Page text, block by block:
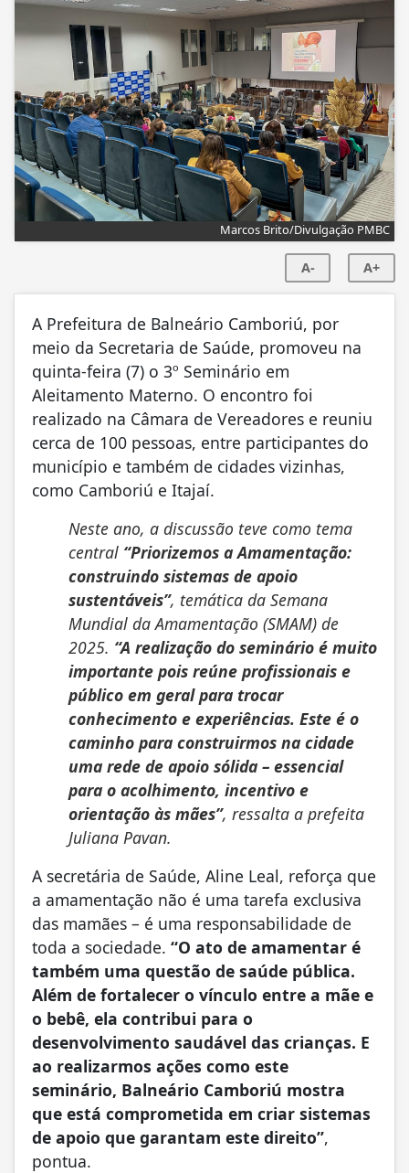
Marcos Brito/Divulgação PMBC
A- A+
A Prefeitura de Balneário Camboriú, por
meio da Secretaria de Saúde, promoveu na
quinta-feira (7) o 3º Seminário em
Aleitamento Materno. O encontro foi
realizado na Câmara de Vereadores e reuniu
cerca de 100 pessoas, entre participantes do
município e também de cidades vizinhas,
como Camboriú e Itajaí.
Neste ano, a discussão teve como tema
central “Priorizemos a Amamentação:
construindo sistemas de apoio
sustentáveis”, temática da Semana
Mundial da Amamentação (SMAM) de
2025. “A realização do seminário é muito
importante pois reúne profissionais e
público em geral para trocar
conhecimento e experiências. Este é o
caminho para construirmos na cidade
uma rede de apoio sólida – essencial
para o acolhimento, incentivo e
orientação às mães”, ressalta a prefeita
Juliana Pavan.
A secretária de Saúde, Aline Leal, reforça que
a amamentação não é uma tarefa exclusiva
das mamães – é uma responsabilidade de
toda a sociedade. “O ato de amamentar é
também uma questão de saúde pública.
Além de fortalecer o vínculo entre a mãe e
o bebê, ela contribui para o
desenvolvimento saudável das crianças. E
ao realizarmos ações como este
seminário, Balneário Camboriú mostra
que está comprometida em criar sistemas
de apoio que garantam este direito”,
pontua.